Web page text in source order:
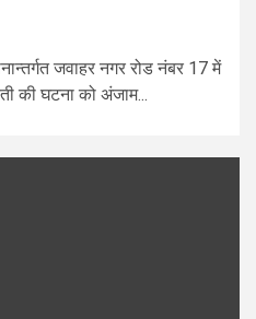
जवाहर नगर रोड नंबर 17 में
की घटना को अंजाम...